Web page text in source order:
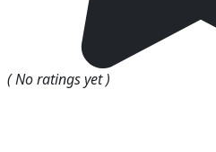
( No ratings yet )